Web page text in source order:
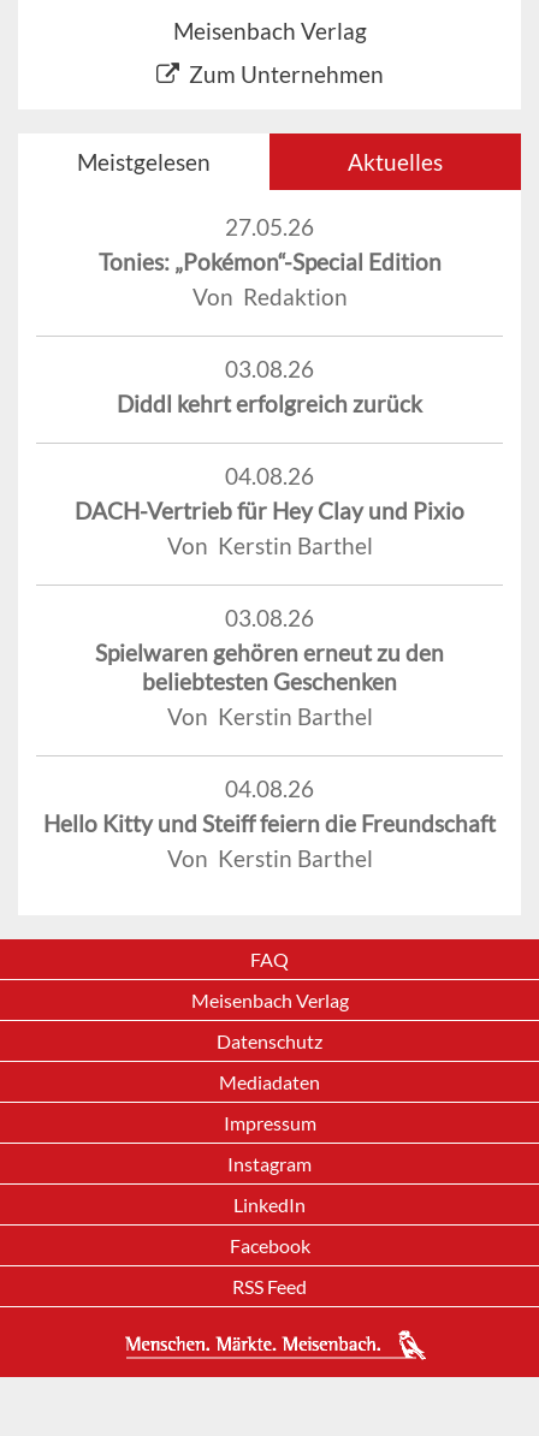
Meisenbach Verlag
Zum Unternehmen
Meistgelesen Aktuelles
27.05.26
Tonies: „Pokémon“-Special Edition
Von Redaktion
03.08.26
Diddl kehrt erfolgreich zurück
04.08.26
DACH-Vertrieb für Hey Clay und Pixio
Von Kerstin Barthel
03.08.26
Spielwaren gehören erneut zu den
beliebtesten Geschenken
Von Kerstin Barthel
04.08.26
Hello Kitty und Steiff feiern die Freundschaft
Von Kerstin Barthel
FAQ
Meisenbach Verlag
Datenschutz
Mediadaten
Impressum
Instagram
LinkedIn
Facebook
RSS Feed